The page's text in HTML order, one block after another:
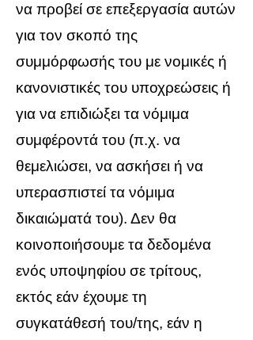
να προβεί σε επεξεργασία αυτών
για τον σκοπό της
συμμόρφωσής του με νομικές ή
κανονιστικές του υποχρεώσεις ή
για να επιδιώξει τα νόμιμα
συμφέροντά του (π.χ. να
θεμελιώσει, να ασκήσει ή να
υπερασπιστεί τα νόμιμα
δικαιώματά του). Δεν θα
κοινοποιήσουμε τα δεδομένα
ενός υποψηφίου σε τρίτους,
εκτός εάν έχουμε τη
συγκατάθεσή του/της, εάν η